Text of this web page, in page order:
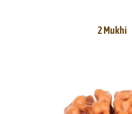
2 Mukhi